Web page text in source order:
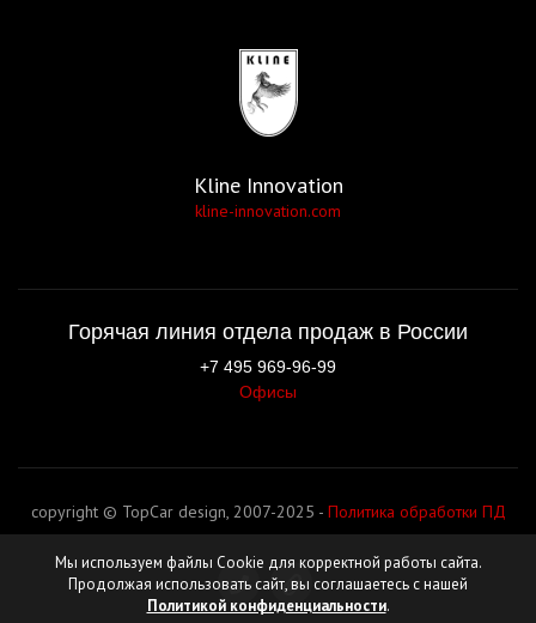
Kline Innovation
kline-innovation.com
Горячая линия отдела продаж в России
+7 495 969-96-99
Офисы
copyright © TopCar design, 2007-2025 - Политика обработки ПД
Мы используем файлы Cookie для корректной работы сайта.
Продолжая использовать сайт, вы соглашаетесь с нашей
Политикой конфиденциальности.